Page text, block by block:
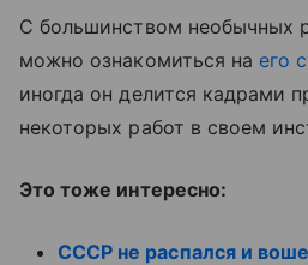
С большинством необычных
можно ознакомиться на его
иногда он делится кадрами
некоторых работ в своем
Это тоже интересно:
СССР не распался и